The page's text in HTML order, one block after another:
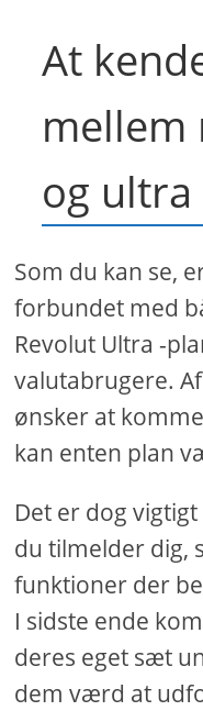
At
mellem
og
Som du kan se,
forbundet med
Revolut Ultra -
valutabrugere.
ønsker at
kan enten plan
Det er dog
du tilmelder dig,
funktioner der
I sidste ende
deres eget sæt
dem værd at